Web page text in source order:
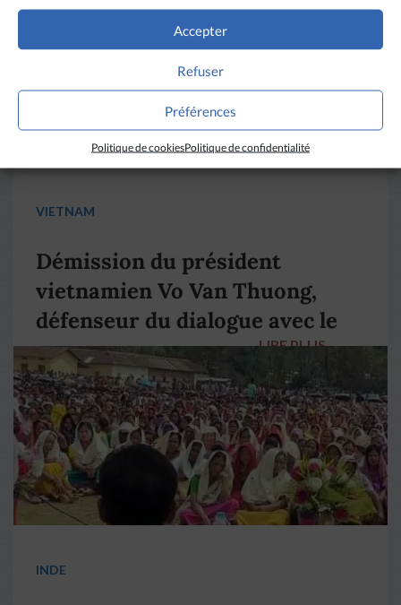
Accepter
Refuser
Préférences
Politique de cookiesPolitique de confidentialité
VIETNAM
Démission du président
vietnamien Vo Van Thuong,
défenseur du dialogue avec le
pape François
LIRE PLUS →
INDE